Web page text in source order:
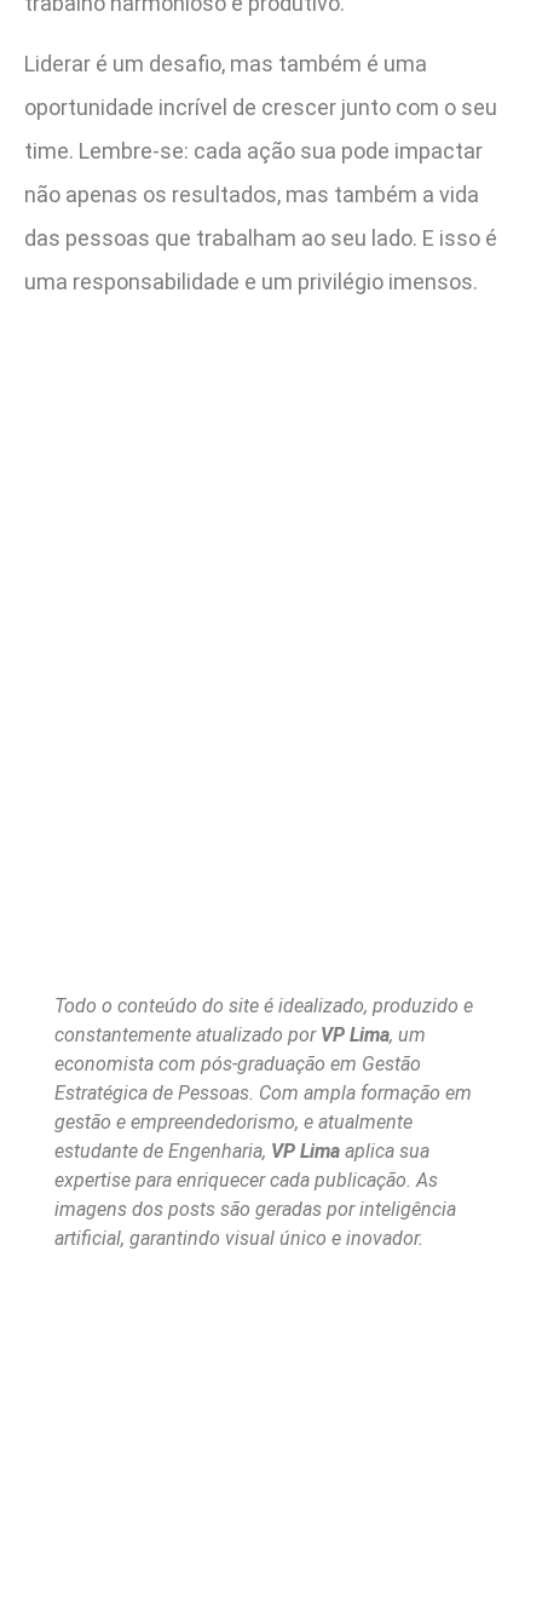
Liderar é um desafio, mas também é uma
oportunidade incrível de crescer junto com o seu
time. Lembre-se: cada ação sua pode impactar
não apenas os resultados, mas também a vida
das pessoas que trabalham ao seu lado. E isso é
uma responsabilidade e um privilégio imensos.
Todo o conteúdo do site é idealizado, produzido e
constantemente atualizado por VP Lima, um
economista com pós-graduação em Gestão
Estratégica de Pessoas. Com ampla formação em
gestão e empreendedorismo, e atualmente
estudante de Engenharia, VP Lima aplica sua
expertise para enriquecer cada publicação. As
imagens dos posts são geradas por inteligência
artificial, garantindo visual único e inovador.